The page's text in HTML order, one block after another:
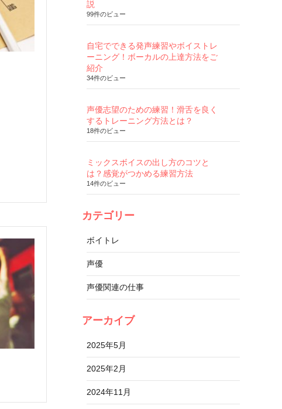
説
99件のビュー
自宅でできる発声練習やボイストレ
ーニング！ボーカルの上達方法をご
紹介
34件のビュー
声優志望のための練習！滑舌を良く
するトレーニング方法とは？
18件のビュー
ミックスボイスの出し方のコツと
は？感覚がつかめる練習方法
14件のビュー
カテゴリー
ボイトレ
声優
声優関連の仕事
アーカイブ
2025年5月
2025年2月
2024年11月